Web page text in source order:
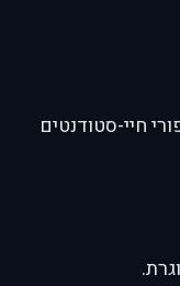
חיי-סטודנטים